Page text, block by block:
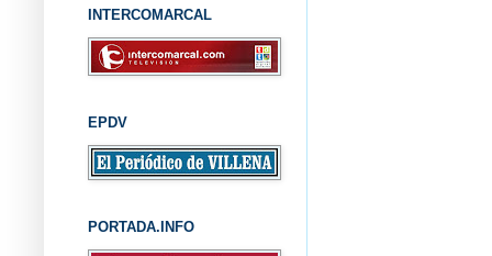
INTERCOMARCAL
EPDV
PORTADA.INFO